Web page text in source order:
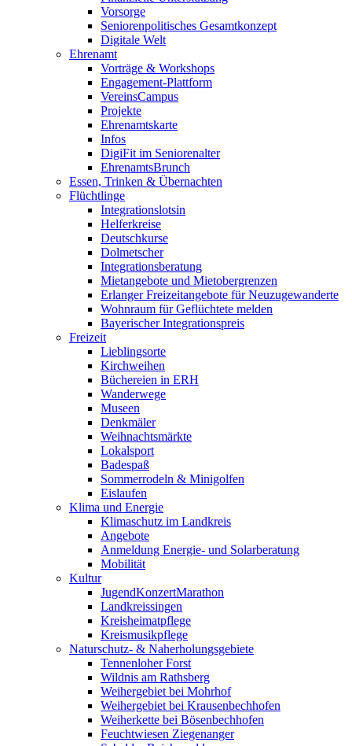
Vorsorge
Seniorenpolitisches Gesamtkonzept
Digitale Welt
Ehrenamt
Vorträge & Workshops
Engagement-Plattform
VereinsCampus
Projekte
Ehrenamtskarte
Infos
DigiFit im Seniorenalter
EhrenamtsBrunch
Essen, Trinken & Übernachten
Flüchtlinge
Integrationslotsin
Helferkreise
Deutschkurse
Dolmetscher
Integrationsberatung
Mietangebote und Mietobergrenzen
Erlanger Freizeitangebote für Neuzugewanderte
Wohnraum für Geflüchtete melden
Bayerischer Integrationspreis
Freizeit
Lieblingsorte
Kirchweihen
Büchereien in ERH
Wanderwege
Museen
Denkmäler
Weihnachtsmärkte
Lokalsport
Badespaß
Sommerrodeln & Minigolfen
Eislaufen
Klima und Energie
Klimaschutz im Landkreis
Angebote
Anmeldung Energie- und Solarberatung
Mobilität
Kultur
JugendKonzertMarathon
Landkreissingen
Kreisheimatpflege
Kreismusikpflege
Naturschutz- & Naherholungsgebiete
Tennenloher Forst
Wildnis am Rathsberg
Weihergebiet bei Mohrhof
Weihergebiet bei Krausenbechhofen
Weiherkette bei Bösenbechhofen
Feuchtwiesen Ziegenanger